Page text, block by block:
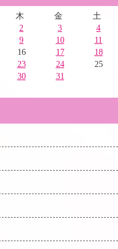
木 金
土
2 3
4
9 10
11
16 17
18
23 24
25
30 31